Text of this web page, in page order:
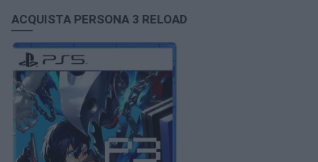
ACQUISTA PERSONA 3 RELOAD